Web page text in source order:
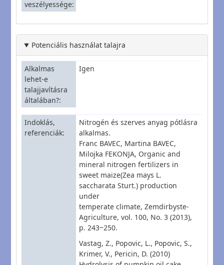
veszélyessége
Potenciális használat talajra
Alkalmas
lehet-e
talajjavításra
általában?
Igen
Indoklás,
referenciák
Nitrogén és szerves anyag pótlásra
alkalmas.
Franc BAVEC, Martina BAVEC,
Milojka FEKONJA, Organic and
mineral nitrogen fertilizers in
sweet maize(Zea mays L.
saccharata Sturt.) production
under
temperate climate, Zemdirbyste-
Agriculture, vol. 100, No. 3 (2013),
p. 243‒250.
Vastag, Z., Popovic, L., Popovic, S.,
Krimer, V., Pericin, D. (2010)